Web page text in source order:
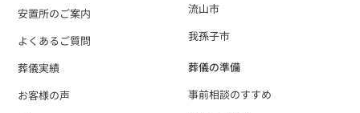
流山市
我孫子市
安置所のご案内
よくあるご質問
葬儀実績
お客様の声
葬儀の準備
事前相談のすすめ